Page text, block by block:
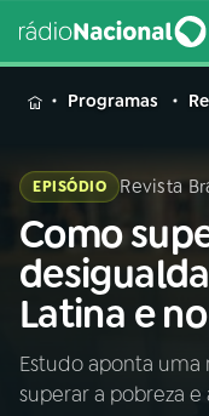
MENU
Buscar
na
Rádio
Nacional
Programas
EPISÓDIO Revista
Como
Latina e
Estudo aponta uma
superar a pobreza e